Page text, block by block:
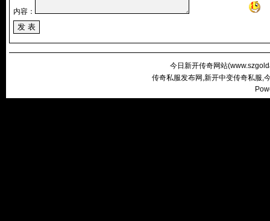
内容：
今日新开传奇网站(
传奇私服发布网,新开中变传奇私服,